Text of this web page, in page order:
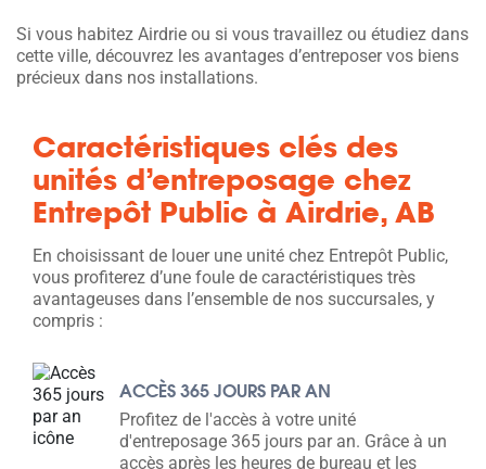
Si vous habitez Airdrie ou si vous travaillez ou étudiez dans
cette ville, découvrez les avantages d’entreposer vos biens
précieux dans nos installations.
Caractéristiques clés des
unités d’entreposage chez
Entrepôt Public à Airdrie, AB
En choisissant de louer une unité chez Entrepôt Public,
vous profiterez d’une foule de caractéristiques très
avantageuses dans l’ensemble de nos succursales, y
compris :
ACCÈS 365 JOURS PAR AN
Profitez de l'accès à votre unité
d'entreposage 365 jours par an. Grâce à un
accès après les heures de bureau et les